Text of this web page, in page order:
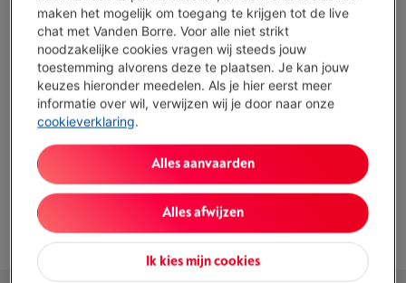
Dit product wordt 15 jaar
na aankoop gedekt.
Meer info
Troeven
Totale inhoud: 160 l
Afmetingen (HxBxD): 125.5 x 59.7 x 67.5 cm
Toon alle specificaties
maken het mogelijk om toegang te krijgen tot de live
chat met Vanden Borre. Voor alle niet strikt
noodzakelijke cookies vragen wij steeds jouw
toestemming alvorens deze te plaatsen. Je kan jouw
keuzes hieronder meedelen. Als je hier eerst meer
informatie over wil, verwijzen wij je door naar onze
cookieverklaring.
Ik kies mijn cookies
Alles afwijzen
Alles aanvaarden